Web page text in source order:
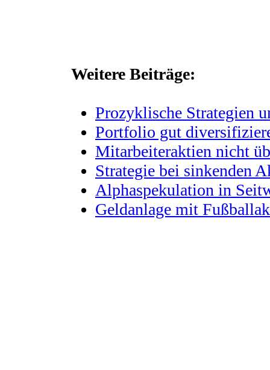
Weitere Beiträge:
Prozyklische Strategien
Portfolio gut
Mitarbeiteraktien nicht
Strategie bei sinkenden
Alphaspekulation in
Geldanlage mit